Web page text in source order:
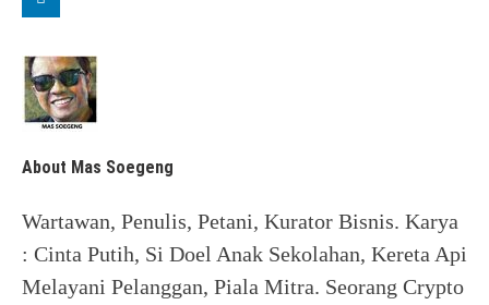
About Mas Soegeng
Wartawan, Penulis, Petani, Kurator Bisnis. Karya
: Cinta Putih, Si Doel Anak Sekolahan, Kereta Api
Melayani Pelanggan, Piala Mitra. Seorang Crypto